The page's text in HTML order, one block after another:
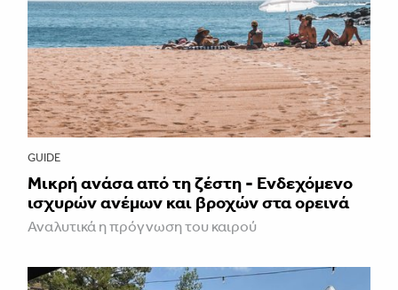
GUIDE
Μικρή ανάσα από τη ζέστη - Ενδεχόμενο
ισχυρών ανέμων και βροχών στα ορεινά
Αναλυτικά η πρόγνωση του καιρού